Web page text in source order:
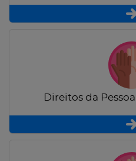
Direitos da